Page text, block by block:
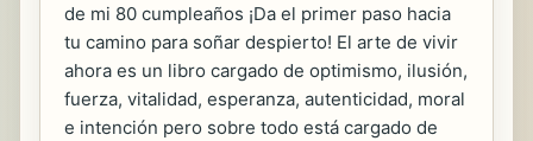
de mi 80 cumpleaños ¡Da el primer paso hacia
tu camino para soñar despierto! El arte de vivir
ahora es un libro cargado de optimismo, ilusión,
fuerza, vitalidad, esperanza, autenticidad, moral
e intención pero sobre todo está cargado de